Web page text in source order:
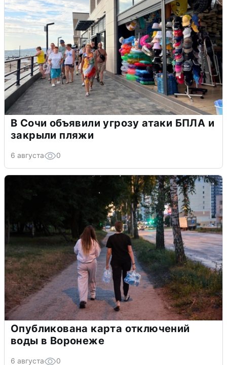
В Сочи объявили угрозу атаки БПЛА и
закрыли пляжи
6 августа 0
Опубликована карта отключений
воды в Воронеже
6 августа 0